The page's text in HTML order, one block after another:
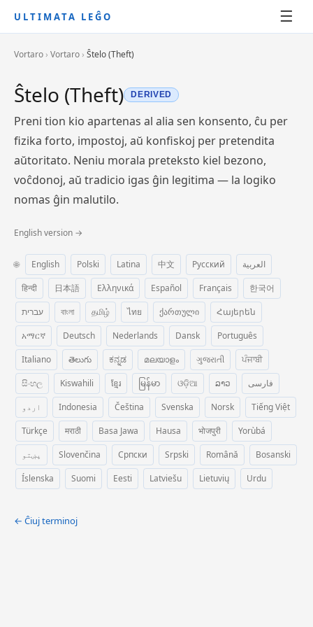
ULTIMATA LEĜO ☰
Vortaro › Vortaro › Ŝtelo (Theft)
Ŝtelo (Theft) DERIVED
Preni tion kio apartenas al alia sen konsento, ĉu per
fizika forto, impostoj, aŭ konfiskoj per pretendita
aŭtoritato. Neniu morala preteksto kiel bezono,
voĉdonoj, aŭ tradicio igas ĝin legitima — la logiko
nomas ĝin malutilo.
English version →
🌐 English Polski Latina 中文 Русский
العربية
हिन्दी
日本語 Ελληνικά Español Français
한국어
עברית
বাংলা தமிழ் ไทย ქართული
Հայերեն
አማርኛ
Deutsch Nederlands Dansk
Português
Italiano
తెలుగు ಕನ್ನಡ മലയാളം ગુજરાતી
ਪੰਜਾਬੀ
සිංහල
Kiswahili ខ្មែរ မြန်မာ ଓଡ଼ିଆ ລາວ
فارسی
اردو
Indonesia Čeština Svenska Norsk
Tiếng Việt
Türkçe
मराठी Basa Jawa Hausa भोजपुरी
Yorùbá
پښتو
Slovenčina Српски Srpski Română
Bosanski
Íslenska
Suomi Eesti Latviešu Lietuvių Urdu
← Ĉiuj terminoj